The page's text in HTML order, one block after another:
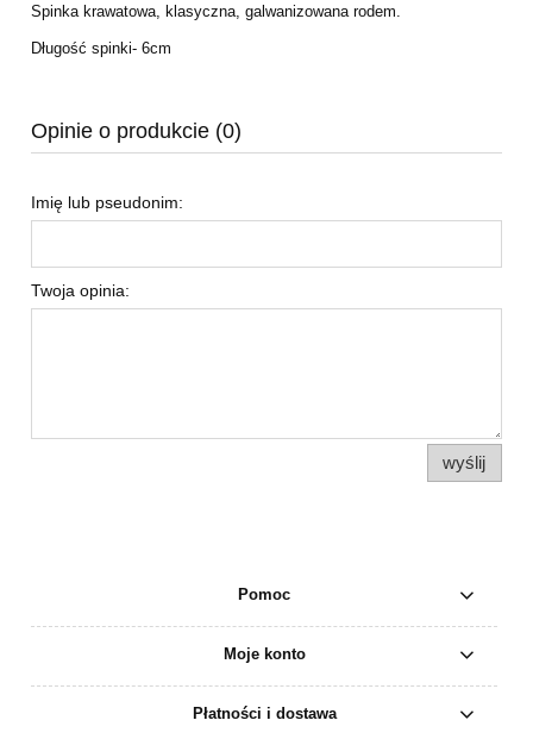
Spinka krawatowa, klasyczna, galwanizowana rodem.
Długość spinki- 6cm
Opinie o produkcie (0)
Imię lub pseudonim:
Twoja opinia:
wyślij
Pomoc
Moje konto
Płatności i dostawa